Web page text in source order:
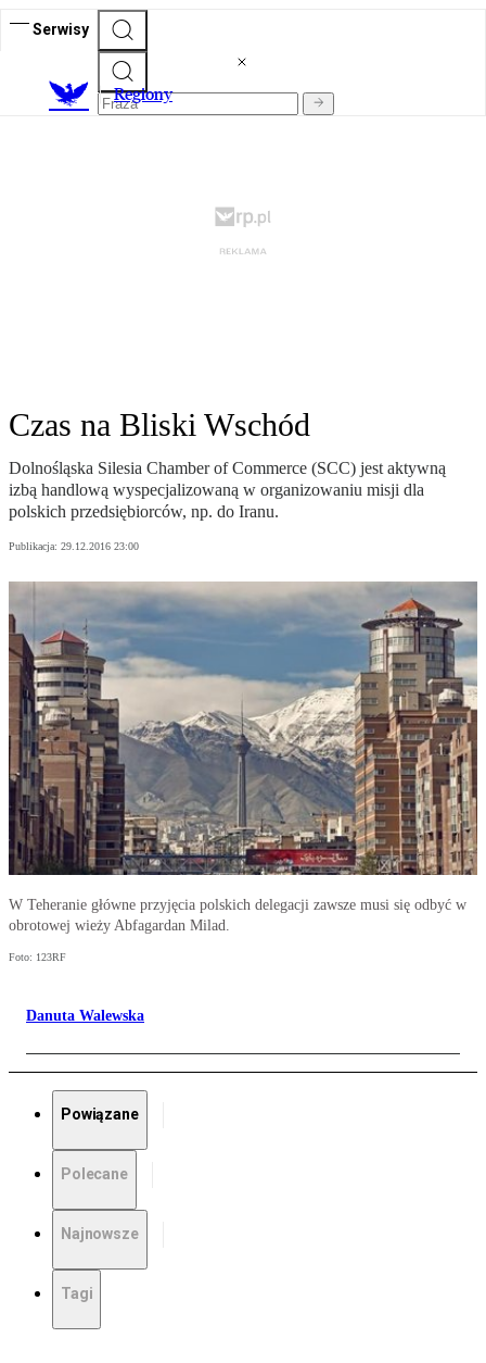
Serwisy
Regiony
Czas na Bliski Wschód
Dolnośląska Silesia Chamber of Commerce (SCC) jest aktywną
izbą handlową wyspecjalizowaną w organizowaniu misji dla
polskich przedsiębiorców, np. do Iranu.
Publikacja: 29.12.2016 23:00
W Teheranie główne przyjęcia polskich delegacji zawsze musi się odbyć w
obrotowej wieży Abfagardan Milad.
Foto: 123RF
Danuta Walewska
Powiązane
Polecane
Najnowsze
Tagi